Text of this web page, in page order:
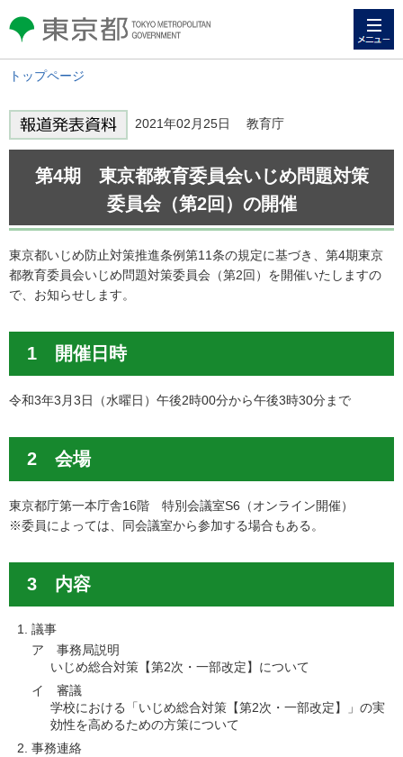
東京都 TOKYO METROPOLITAN
GOVERNMENT
トップページ
2021年02月25日 教育庁
第4期 東京都教育委員会いじめ問題対策
委員会（第2回）の開催
東京都いじめ防止対策推進条例第11条の規定に基づき、第4期東京
都教育委員会いじめ問題対策委員会（第2回）を開催いたしますの
で、お知らせします。
1 開催日時
令和3年3月3日（水曜日）午後2時00分から午後3時30分まで
2 会場
東京都庁第一本庁舎16階 特別会議室S6（オンライン開催）
※委員によっては、同会議室から参加する場合もある。
3 内容
議事
ア 事務局説明
いじめ総合対策【第2次・一部改定】について
イ 審議
学校における「いじめ総合対策【第2次・一部改定】」の実
効性を高めるための方策について
事務連絡